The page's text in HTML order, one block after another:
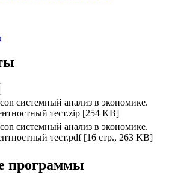
системный анализ в экономике.
тест.zip [254 KB]
системный анализ в экономике.
тест.pdf [16 стр., 263 KB]
программы